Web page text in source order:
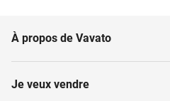
expresso
À propos de Vavato
Je veux vendre